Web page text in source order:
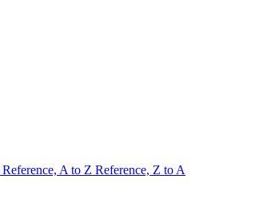
Reference, A to Z Reference, Z to A